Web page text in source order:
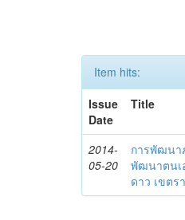
Item hits:
Issue
Date
Title
2014-
05-20
การพัฒนา
พัฒนาตนเ
ดาว เขตร